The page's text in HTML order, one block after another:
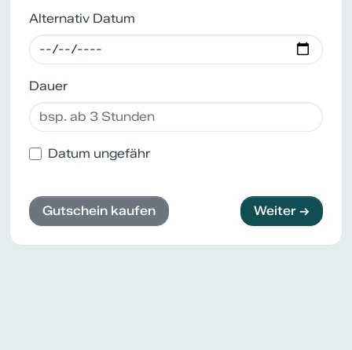
Alternativ Datum
Dauer
Datum ungefähr
Gutschein kaufen Weiter →